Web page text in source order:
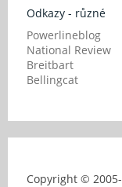
Odkazy - různé
Powerlineblog
National Review
Breitbart
Bellingcat
Copyright © 2005-